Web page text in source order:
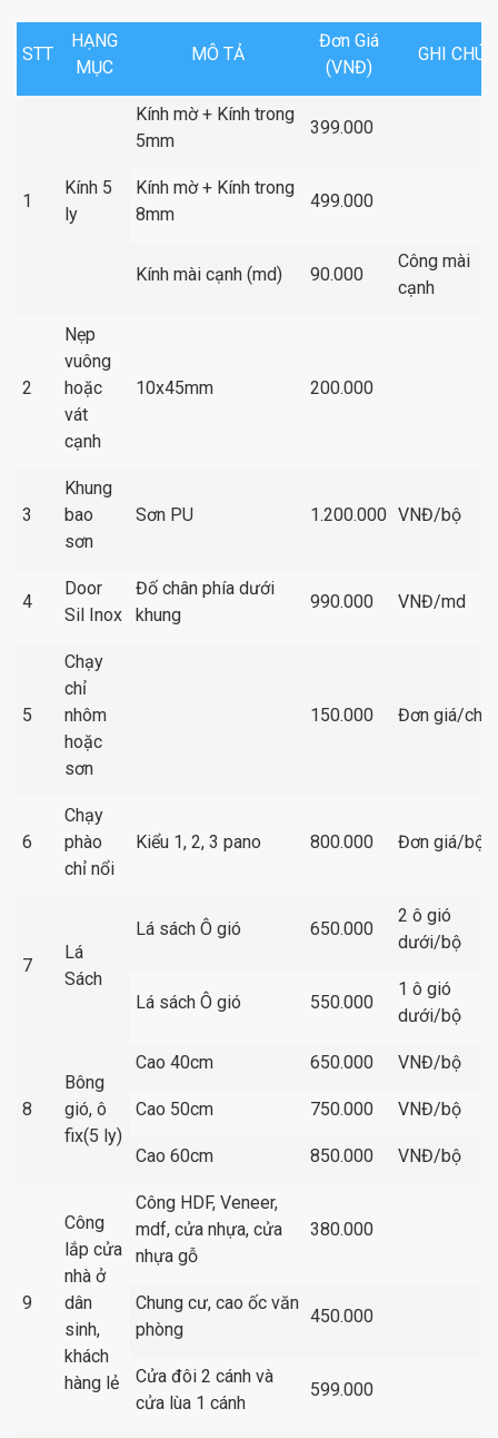
STT
HẠNG
MỤC
MÔ TẢ
Đơn Giá
(VNĐ)
GHI CHÚ
1
Kính 5
ly
Kính mờ + Kính trong
5mm
399.000
Kính mờ + Kính trong
8mm
499.000
Kính mài cạnh (md) 90.000
Công mài
cạnh
2
Nẹp
vuông
hoặc
vát
cạnh
10x45mm 200.000
3
Khung
bao
sơn
Sơn PU 1.200.000 VNĐ/bộ
4
Door
Sil Inox
Đố chân phía dưới
khung
990.000 VNĐ/md
5
Chạy
chỉ
nhôm
hoặc
sơn
150.000 Đơn giá/chỉ
6
Chạy
phào
chỉ nổi
Kiểu 1, 2, 3 pano 800.000 Đơn giá/bộ
7
Lá
Sách
Lá sách Ô gió 650.000
2 ô gió
dưới/bộ
Lá sách Ô gió 550.000
1 ô gió
dưới/bộ
8
Bông
gió, ô
fix(5 ly)
Cao 40cm 650.000 VNĐ/bộ
Cao 50cm 750.000 VNĐ/bộ
Cao 60cm 850.000 VNĐ/bộ
9
Công
lắp cửa
nhà ở
dân
sinh,
khách
hàng lẻ
Công HDF, Veneer,
mdf, cửa nhựa, cửa
nhựa gỗ
380.000
Chung cư, cao ốc văn
phòng
450.000
Cửa đôi 2 cánh và
cửa lùa 1 cánh
599.000